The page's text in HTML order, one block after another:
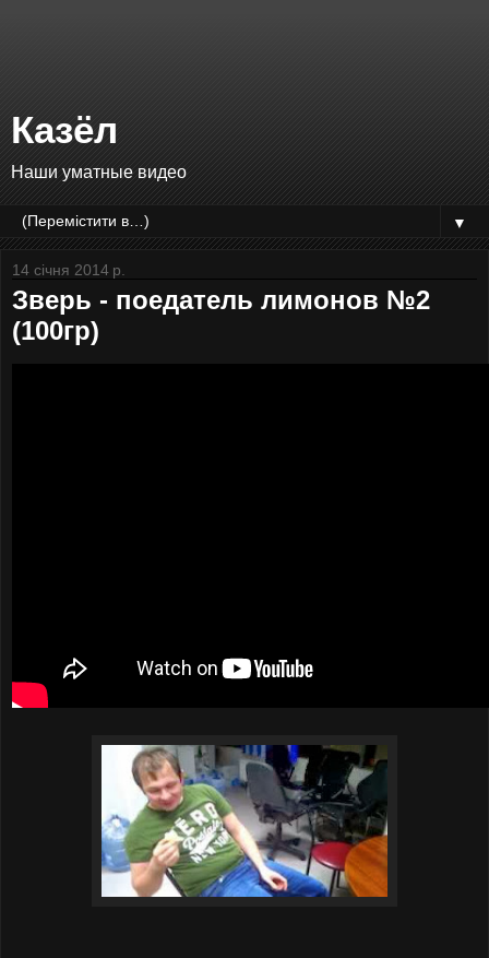
Казёл
Наши уматные видео
▼
14 січня 2014 р.
Зверь - поедатель лимонов №2
(100гр)